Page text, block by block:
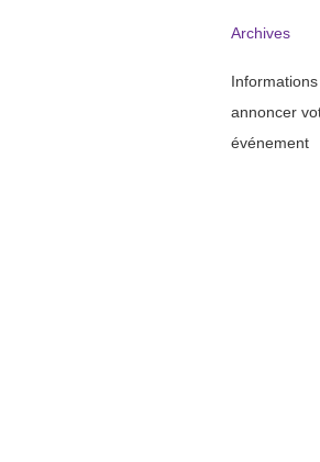
Archives
annoncer
événement